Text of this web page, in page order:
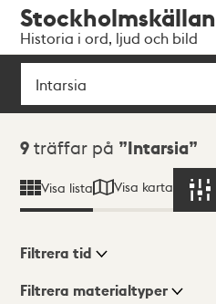
navigationen
huvudinnehållet
Stockholmskällan
Historia i ord, ljud och bild
Sök
Sökresultat
9 träffar på Intarsia
Visa lista Visa karta
Visningsläge
Filtrera tid
Filtrera materialtyper